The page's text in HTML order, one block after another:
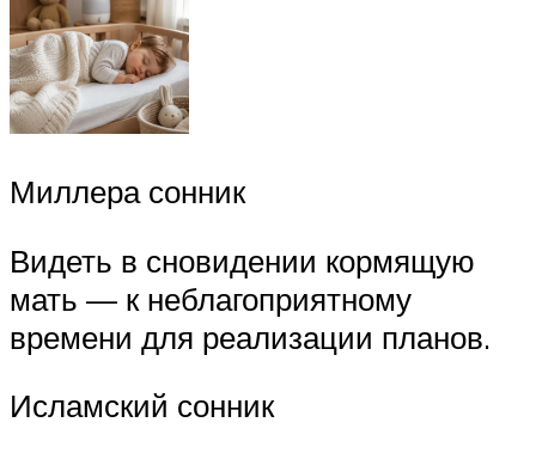
Миллера сонник
Видеть в сновидении кормящую
мать — к неблагоприятному
времени для реализации планов.
Исламский сонник